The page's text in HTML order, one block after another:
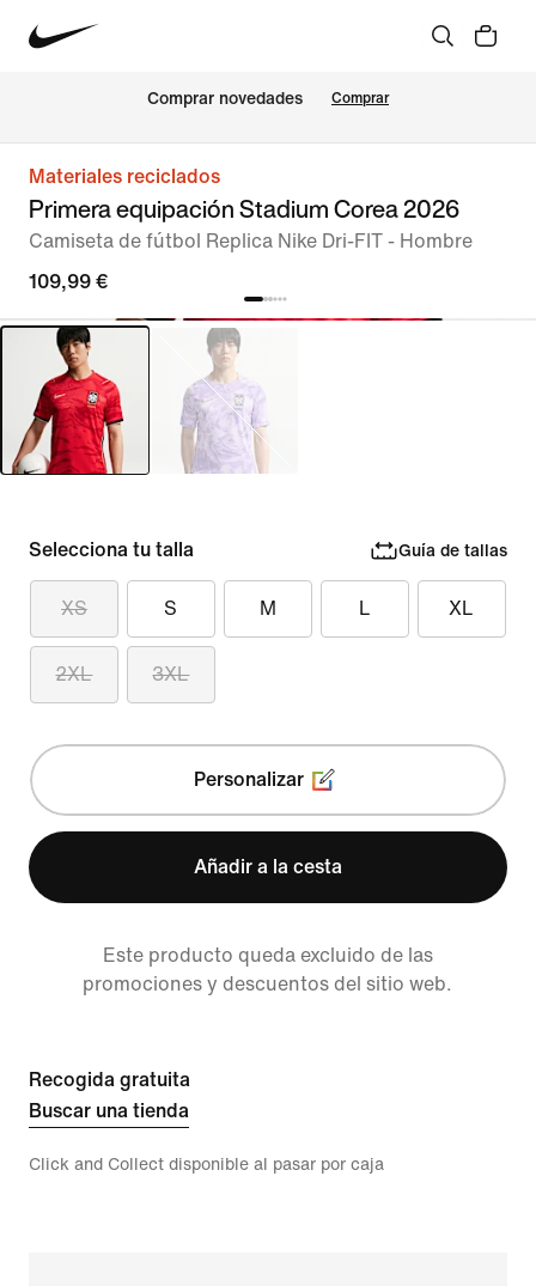
Comprar novedades Comprar
Materiales reciclados
Primera equipación Stadium Corea 2026
Camiseta de fútbol Replica Nike Dri-FIT - Hombre
109,99 €
Selecciona tu talla Guía de tallas
XS S M L XL
2XL 3XL
Personalizar
Añadir a la cesta
Este producto queda excluido de las
promociones y descuentos del sitio web.
Recogida gratuita
Buscar una tienda
Click and Collect disponible al pasar por caja